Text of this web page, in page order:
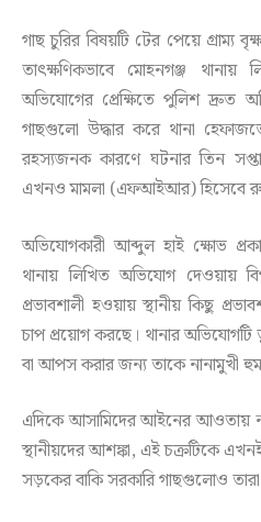
গাছ চুরির বিষয়টি টের পেয়ে গ্রাম্য
তাৎক্ষণিকভাবে মোহনগঞ্জ
অভিযোগের প্রেক্ষিতে পুলিশ দ্রুত
গাছগুলো উদ্ধার করে থানা
রহস্যজনক কারণে ঘটনার তিন
এখনও মামলা (এফআইআর) হিসেবে
অভিযোগকারী আব্দুল হাই ক্ষোভ
থানায় লিখিত অভিযোগ দেওয়ায়
প্রভাবশালী হওয়ায় স্থানীয় কিছু
চাপ প্রয়োগ করছে। থানার অভিযোগটি
বা আপস করার জন্য তাকে নানামুখী
এদিকে আসামিদের আইনের আওতায়
স্থানীয়দের আশঙ্কা, এই চক্রটিকে
সড়কের বাকি সরকারি গাছগুলোও তারা